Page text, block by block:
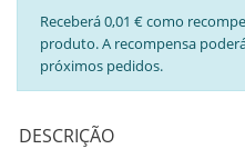
Receberá 0,01 € como
produto. A recompensa
próximos pedidos.
DESCRIÇÃO